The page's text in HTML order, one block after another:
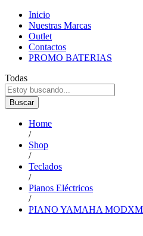
Inicio
Nuestras Marcas
Outlet
Contactos
PROMO BATERIAS
Todas
Buscar
Home
/
Shop
/
Teclados
/
Pianos Eléctricos
/
PIANO YAMAHA